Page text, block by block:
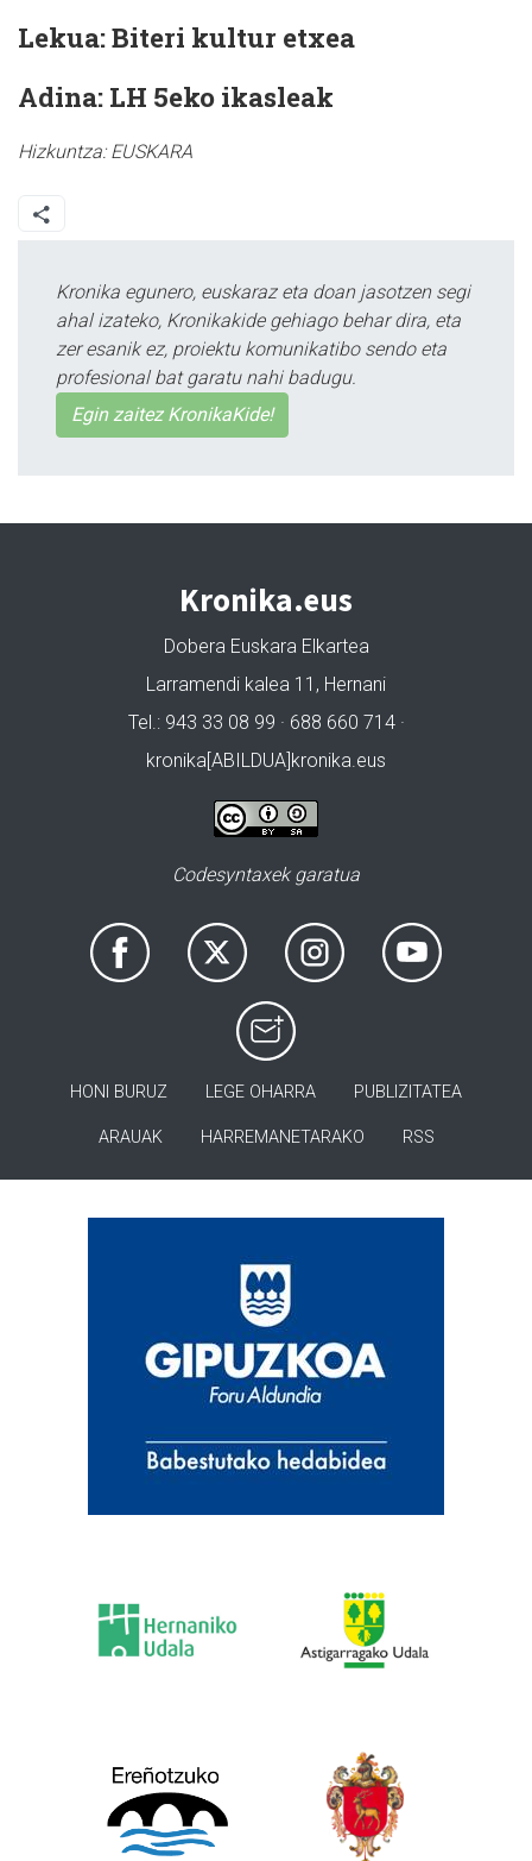
Lekua: Biteri kultur etxea
Adina: LH 5eko ikasleak
Hizkuntza:EUSKARA
Kronika egunero, euskaraz eta doan jasotzen segi
ahal izateko, Kronikakide gehiago behar dira, eta
zer esanik ez, proiektu komunikatibo sendo eta
profesional bat garatu nahi badugu.
Egin zaitez KronikaKide!
Kronika.eus
Dobera Euskara Elkartea
Larramendi kalea 11, Hernani
Tel.: 943 33 08 99 · 688 660 714 ·
kronika[ABILDUA]kronika.eus
Codesyntaxek garatua
HONI BURUZ LEGE OHARRA PUBLIZITATEA
ARAUAK HARREMANETARAKO RSS